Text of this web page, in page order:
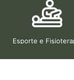
Esporte e